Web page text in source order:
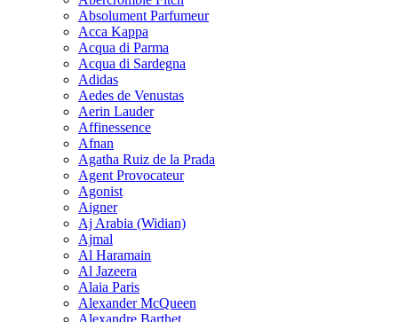
Absolument Parfumeur
Acca Kappa
Acqua di Parma
Acqua di Sardegna
Adidas
Aedes de Venustas
Aerin Lauder
Affinessence
Afnan
Agatha Ruiz de la Prada
Agent Provocateur
Agonist
Aigner
Aj Arabia (Widian)
Ajmal
Al Haramain
Al Jazeera
Alaia Paris
Alexander McQueen
Alexandre Barthet